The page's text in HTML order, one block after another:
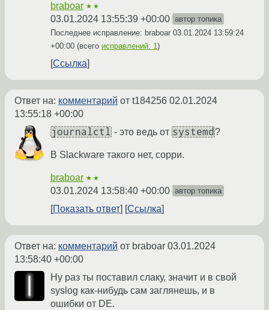
braboar ★★
03.01.2024 13:55:39 +00:00 автор топика
Последнее исправление: braboar 03.01.2024 13:59:24
+00:00 (всего исправлений: 1)
Ссылка
Ответ на: комментарий от t184256 02.01.2024
13:55:18 +00:00
journalctl - это ведь от systemd ?
В Slackware такого нет, сорри.
braboar ★★
03.01.2024 13:58:40 +00:00 автор топика
Показать ответ Ссылка
Ответ на: комментарий от braboar 03.01.2024
13:58:40 +00:00
Ну раз ты поставил слаку, значит и в свой
syslog как-нибудь сам заглянешь, и в
ошибки от DE.